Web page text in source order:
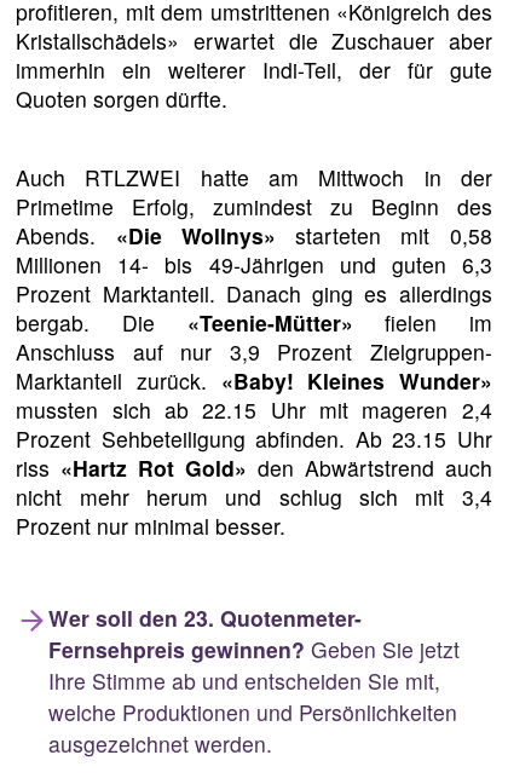
profitieren, mit dem umstrittenen «Königreich des
Kristallschädels» erwartet die Zuschauer aber
immerhin ein weiterer Indi-Teil, der für gute
Quoten sorgen dürfte.
Auch RTLZWEI hatte am Mittwoch in der
Primetime Erfolg, zumindest zu Beginn des
Abends. «Die Wollnys» starteten mit 0,58
Millionen 14- bis 49-Jährigen und guten 6,3
Prozent Marktanteil. Danach ging es allerdings
bergab. Die «Teenie-Mütter» fielen im
Anschluss auf nur 3,9 Prozent Zielgruppen-
Marktanteil zurück. «Baby! Kleines Wunder»
mussten sich ab 22.15 Uhr mit mageren 2,4
Prozent Sehbeteiligung abfinden. Ab 23.15 Uhr
riss «Hartz Rot Gold» den Abwärtstrend auch
nicht mehr herum und schlug sich mit 3,4
Prozent nur minimal besser.
Wer soll den 23. Quotenmeter-
Fernsehpreis gewinnen? Geben Sie jetzt
Ihre Stimme ab und entscheiden Sie mit,
welche Produktionen und Persönlichkeiten
ausgezeichnet werden.